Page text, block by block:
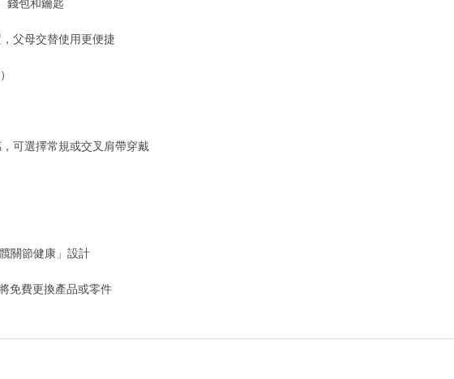
錢包和鑰匙
父母交替使用更便捷
可選擇常規或交叉肩帶穿戴
關節健康」設計
免費更換產品或零件